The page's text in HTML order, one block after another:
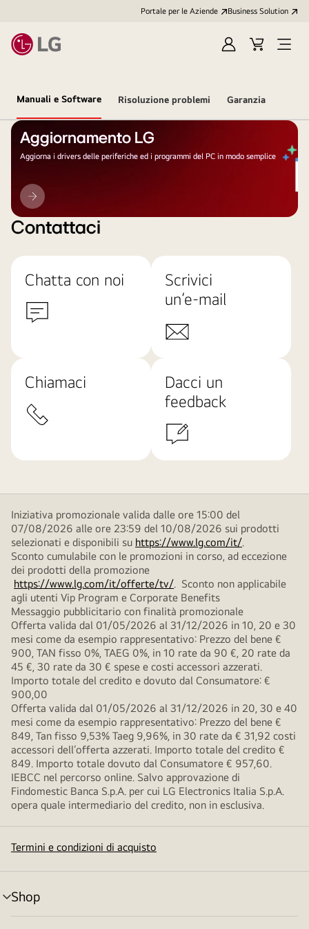
Portale per le Aziende Business Solution
AccediCart
Open
Manuali e Software Risoluzione problemi Garanzia
Aggiornamento LG
Aggiorna i drivers delle periferiche ed i programmi del PC in modo semplice
Aggiornamento
LG
Contattaci
Chatta con noi
Scrivici
un’e-mail
Chiamaci
Dacci un
feedback
Iniziativa promozionale valida dalle ore 15:00 del
07/08/2026 alle ore 23:59 del 10/08/2026 sui prodotti
selezionati e disponibili su https://www.lg.com/it/.
Sconto cumulabile con le promozioni in corso, ad eccezione
dei prodotti della promozione
https://www.lg.com/it/offerte/tv/. Sconto non applicabile
agli utenti Vip Program e Corporate Benefits
Messaggio pubblicitario con finalità promozionale
Offerta valida dal 01/05/2026 al 31/12/2026 in 10, 20 e 30
mesi come da esempio rappresentativo: Prezzo del bene €
900, TAN fisso 0%, TAEG 0%, in 10 rate da 90 €, 20 rate da
45 €, 30 rate da 30 € spese e costi accessori azzerati.
Importo totale del credito e dovuto dal Consumatore: €
900,00
Offerta valida dal 01/05/2026 al 31/12/2026 in 20, 30 e 40
mesi come da esempio rappresentativo: Prezzo del bene €
849, Tan fisso 9,53% Taeg 9,96%, in 30 rate da € 31,92 costi
accessori dell’offerta azzerati. Importo totale del credito €
849. Importo totale dovuto dal Consumatore € 957,60.
IEBCC nel percorso online. Salvo approvazione di
Findomestic Banca S.p.A. per cui LG Electronics Italia S.p.A.
opera quale intermediario del credito, non in esclusiva.
Termini e condizioni di acquisto
Shop
Attivazione
menu